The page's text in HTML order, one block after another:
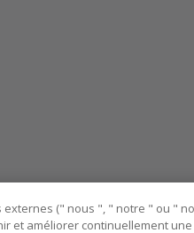
Assurez-
(" nous ", " notre " ou "
et améliorer continuellement